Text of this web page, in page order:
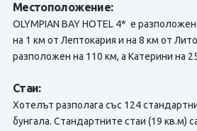
Местоположение:
OLYMPIAN BAY HOTEL 4* е
на 1 км от Лептокария и на 8 км от
разположен на 110 км, а Катерини на
Стаи:
Хотелът разполага със 124
бунгала. Стандартните стаи (19 кв.м)